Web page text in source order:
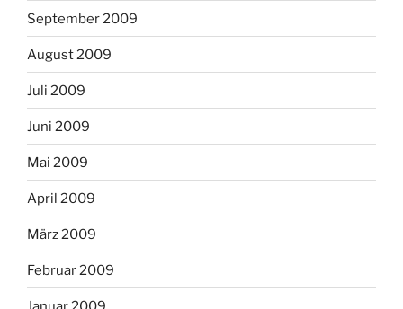
September 2009
August 2009
Juli 2009
Juni 2009
Mai 2009
April 2009
März 2009
Februar 2009